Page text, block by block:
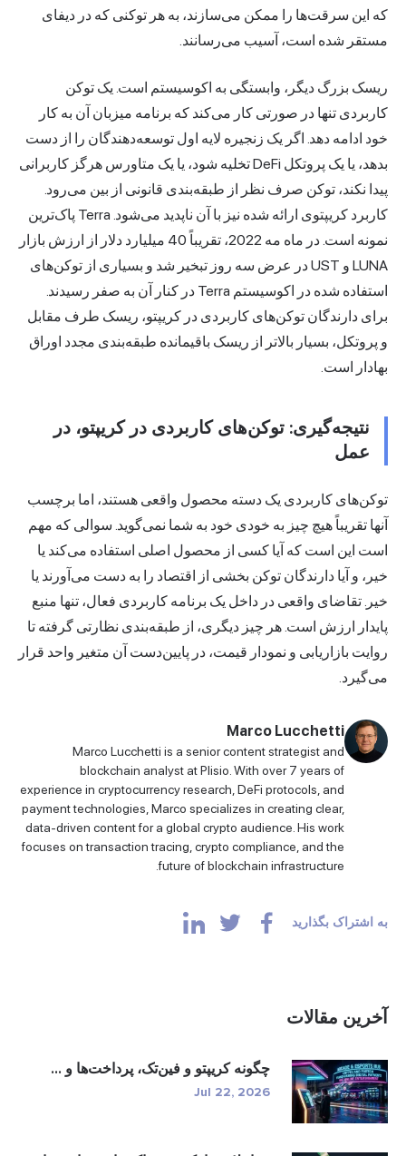
که این سرقت‌ها را ممکن می‌سازند، به هر توکنی که در دیفای
مستقر شده است، آسیب می‌رسانند.
ریسک بزرگ دیگر، وابستگی به اکوسیستم است. یک توکن
کاربردی تنها در صورتی کار می‌کند که برنامه میزبان آن به کار
خود ادامه دهد. اگر یک زنجیره لایه اول توسعه‌دهندگان را از دست
بدهد، یا یک پروتکل DeFi تخلیه شود، یا یک متاورس هرگز کاربرانی
پیدا نکند، توکن صرف نظر از طبقه‌بندی قانونی از بین می‌رود.
کاربرد کریپتوی ارائه شده نیز با آن ناپدید می‌شود. Terra پاک‌ترین
نمونه است. در ماه مه 2022، تقریباً 40 میلیارد دلار از ارزش بازار
LUNA و UST در عرض سه روز تبخیر شد و بسیاری از توکن‌های
استفاده شده در اکوسیستم Terra در کنار آن به صفر رسیدند.
برای دارندگان توکن‌های کاربردی در کریپتو، ریسک طرف مقابل
و پروتکل، بسیار بالاتر از ریسک باقیمانده طبقه‌بندی مجدد اوراق
بهادار است.
نتیجه‌گیری: توکن‌های کاربردی در کریپتو، در
عمل
توکن‌های کاربردی یک دسته محصول واقعی هستند، اما برچسب
آنها تقریباً هیچ چیز به خودی خود به شما نمی‌گوید. سوالی که مهم
است این است که آیا کسی از محصول اصلی استفاده می‌کند یا
خیر، و آیا دارندگان توکن بخشی از اقتصاد را به دست می‌آورند یا
خیر. تقاضای واقعی در داخل یک برنامه کاربردی فعال، تنها منبع
پایدار ارزش است. هر چیز دیگری، از طبقه‌بندی نظارتی گرفته تا
روایت بازاریابی و نمودار قیمت، در پایین‌دست آن متغیر واحد قرار
می‌گیرد.
Marco Lucchetti
Marco Lucchetti is a senior content strategist and
blockchain analyst at Plisio. With over 7 years of
experience in cryptocurrency research, DeFi protocols, and
payment technologies, Marco specializes in creating clear,
data-driven content for a global crypto audience. His work
focuses on transaction tracing, crypto compliance, and the
future of blockchain infrastructure.
به اشتراک بگذارید
آخرین مقالات
چگونه کریپتو و فین‌تک، پرداخت‌ها و ...
Jul 22, 2026